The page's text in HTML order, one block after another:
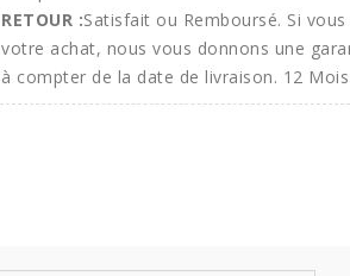
RETOUR :Satisfait ou Remboursé. Si
votre achat, nous vous donnons une
à compter de la date de livraison. 12